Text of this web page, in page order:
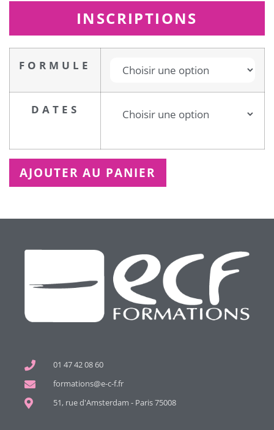
INSCRIPTIONS
FORMULE
DATES
AJOUTER AU PANIER
01 47 42 08 60
formations@e-c-f.fr
51, rue d'Amsterdam - Paris 75008